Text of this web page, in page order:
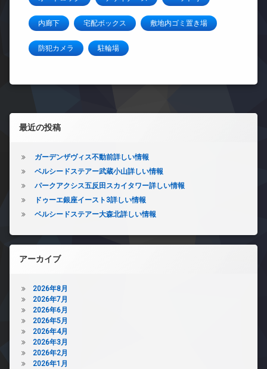
内廊下 宅配ボックス 敷地内ゴミ置き場
防犯カメラ 駐輪場
左サイドバー
最近の投稿
ガーデンザヴィス不動前詳しい情報
ベルシードステアー武蔵小山詳しい情報
パークアクシス五反田スカイタワー詳しい情報
ドゥーエ銀座イースト3詳しい情報
ベルシードステアー大森北詳しい情報
アーカイブ
2026年8月
2026年7月
2026年6月
2026年5月
2026年4月
2026年3月
2026年2月
2026年1月